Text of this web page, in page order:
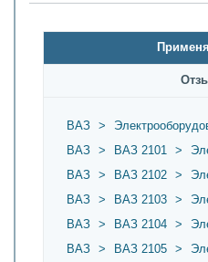
ВАЗ >
ВАЗ
> ВАЗ 2101 >
ВАЗ
> ВАЗ 2102 >
ВАЗ
> ВАЗ 2103 >
ВАЗ
> ВАЗ 2104 >
ВАЗ
> ВАЗ 2105 >